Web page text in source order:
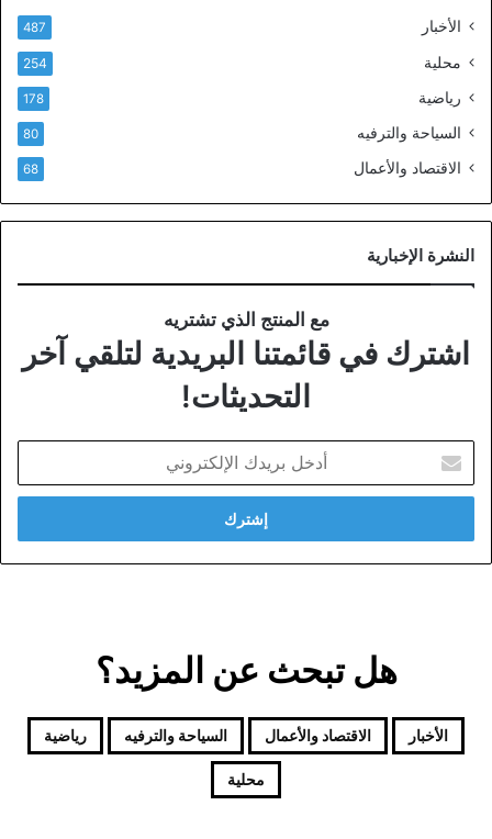
الأخبار 487
محلية 254
رياضية 178
السياحة والترفيه 80
الاقتصاد والأعمال 68
النشرة الإخبارية
مع المنتج الذي تشتريه
اشترك في قائمتنا البريدية لتلقي آخر
التحديثات!
بريدك
الإلكتروني
هل تبحث عن المزيد؟
الأخبار الاقتصاد والأعمال السياحة والترفيه رياضية
محلية